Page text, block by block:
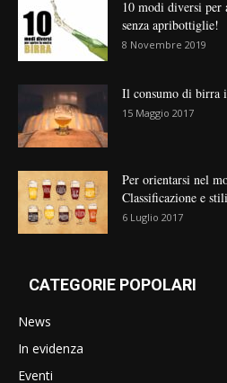
10 modi diversi
senza apribottiglie!
8 Novembre 2019
Il consumo di birra
15 Maggio 2017
Per orientarsi nel
Classificazione e stili
6 Luglio 2017
CATEGORIE POPOLARI
News
In evidenza
Eventi